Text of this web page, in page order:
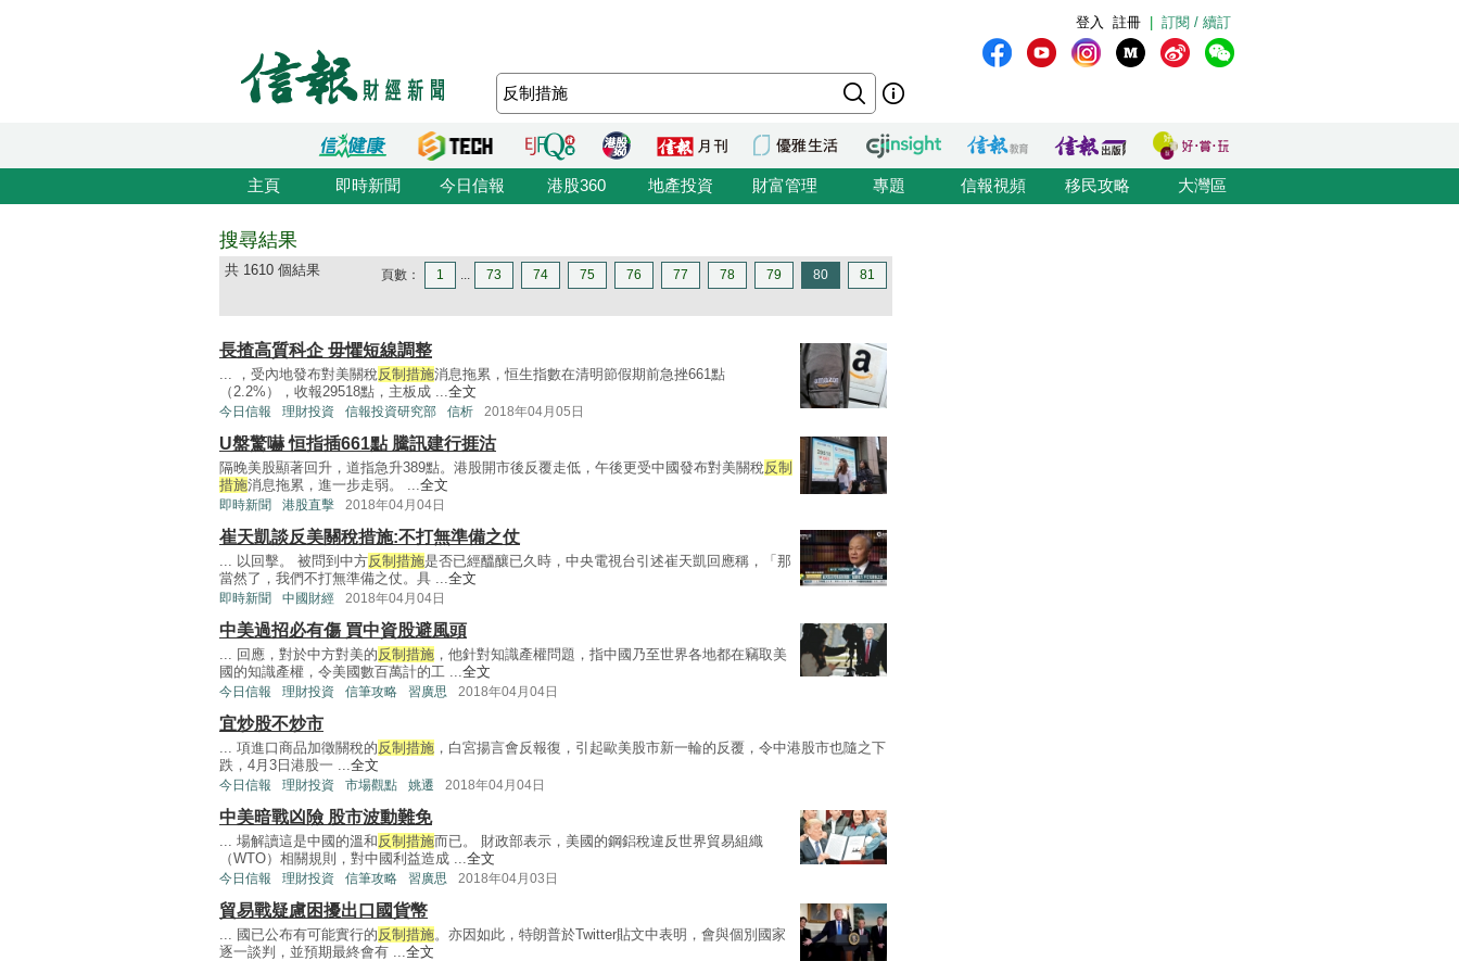
訂閱 / 續訂
註冊
登入
主頁 即時新聞 今日信報 港股360 地產投資 財富管理 專題 信報視頻 移民攻略 大灣區
搜尋結果
共 1610 個結果 頁數： 1 ... 73 74 75 76 77 78 79 80 81
長揸高質科企 毋懼短線調整
... ，受內地發布對美關稅反制措施消息拖累，恒生指數在清明節假期前急挫661點
（2.2%），收報29518點，主板成 ...全文
今日信報 理財投資 信報投資研究部 信析 2018年04月05日
U盤驚嚇 恒指插661點 騰訊建行捱沽
隔晚美股顯著回升，道指急升389點。港股開市後反覆走低，午後更受中國發布對美關稅反制
措施消息拖累，進一步走弱。 ...全文
即時新聞 港股直擊 2018年04月04日
崔天凱談反美關稅措施:不打無準備之仗
... 以回擊。 被問到中方反制措施是否已經醞釀已久時，中央電視台引述崔天凱回應稱，「那
當然了，我們不打無準備之仗。具 ...全文
即時新聞 中國財經 2018年04月04日
中美過招必有傷 買中資股避風頭
... 回應，對於中方對美的反制措施 ，他針對知識產權問題，指中國乃至世界各地都在竊取美
國的知識產權，令美國數百萬計的工 ...全文
今日信報 理財投資 信筆攻略 習廣思 2018年04月04日
宜炒股不炒市
... 項進口商品加徵關稅的反制措施 ，白宮揚言會反報復，引起歐美股市新一輪的反覆，令中港股市也隨之下
跌，4月3日港股一 ...全文
今日信報 理財投資 市場觀點 姚遷 2018年04月04日
中美暗戰凶險 股市波動難免
... 場解讀這是中國的溫和反制措施而已。 財政部表示，美國的鋼鋁稅違反世界貿易組織
（WTO）相關規則，對中國利益造成 ...全文
今日信報 理財投資 信筆攻略 習廣思 2018年04月03日
貿易戰疑慮困擾出口國貨幣
... 國已公布有可能實行的反制措施。亦因如此，特朗普於Twitter貼文中表明，會與個別國家
逐一談判，並預期最終會有 ...全文